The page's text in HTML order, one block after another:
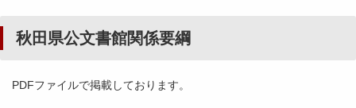
秋田県公文書館関係要綱
PDFファイルで掲載しております。